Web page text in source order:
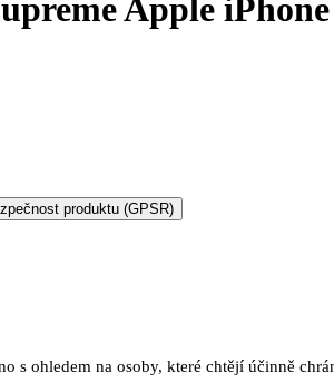
Apple
produktu (GPSR)
s ohledem na osoby, které chtějí účinně